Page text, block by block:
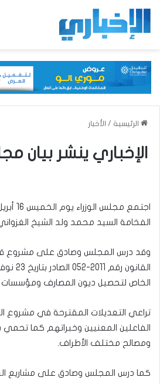
الرئيسية / الأخبار
الإخباري ينشر بيان
الفخامة السيد محمد ولد الشيخ
وقد درس المجلس وصادق على مشروع
الخاص لتحصيل ديون المصارف ومؤسسات
تراعي التعديلات المقترحة في مشروع
الفاعلين المعنيين وخبراتهم كما
ومصالح مختلف الأطراف.
كما درس المجلس وصادق على مشاريع